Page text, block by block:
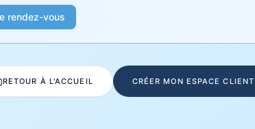
rendez-vous
RETOUR À L'ACCUEIL CRÉER MON ESPACE CLIENT